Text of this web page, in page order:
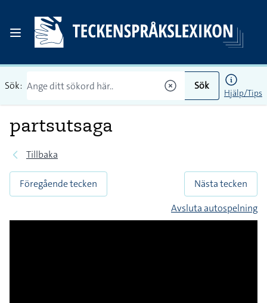
Sök: Sök
Hjälp/Tips
partsutsaga
Tillbaka
Föregående tecken
Nästa tecken
Avsluta autospelning